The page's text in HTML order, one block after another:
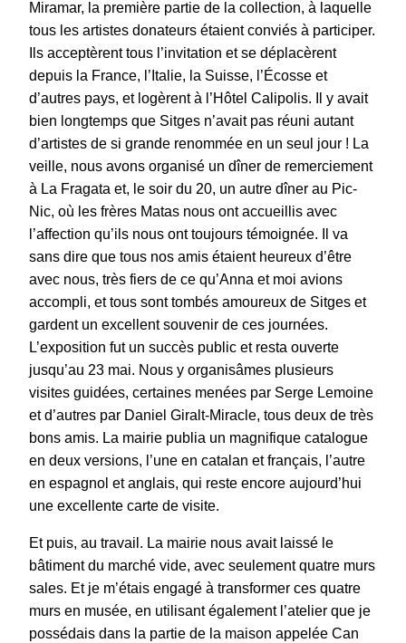
Miramar, la première partie de la collection, à laquelle
tous les artistes donateurs étaient conviés à participer.
Ils acceptèrent tous l’invitation et se déplacèrent
depuis la France, l’Italie, la Suisse, l’Écosse et
d’autres pays, et logèrent à l’Hôtel Calipolis. Il y avait
bien longtemps que Sitges n’avait pas réuni autant
d’artistes de si grande renommée en un seul jour ! La
veille, nous avons organisé un dîner de remerciement
à La Fragata et, le soir du 20, un autre dîner au Pic-
Nic, où les frères Matas nous ont accueillis avec
l’affection qu’ils nous ont toujours témoignée. Il va
sans dire que tous nos amis étaient heureux d’être
avec nous, très fiers de ce qu’Anna et moi avions
accompli, et tous sont tombés amoureux de Sitges et
gardent un excellent souvenir de ces journées.
L’exposition fut un succès public et resta ouverte
jusqu’au 23 mai. Nous y organisâmes plusieurs
visites guidées, certaines menées par Serge Lemoine
et d’autres par Daniel Giralt-Miracle, tous deux de très
bons amis. La mairie publia un magnifique catalogue
en deux versions, l’une en catalan et français, l’autre
en espagnol et anglais, qui reste encore aujourd’hui
une excellente carte de visite.
Et puis, au travail. La mairie nous avait laissé le
bâtiment du marché vide, avec seulement quatre murs
sales. Et je m’étais engagé à transformer ces quatre
murs en musée, en utilisant également l’atelier que je
possédais dans la partie de la maison appelée Can